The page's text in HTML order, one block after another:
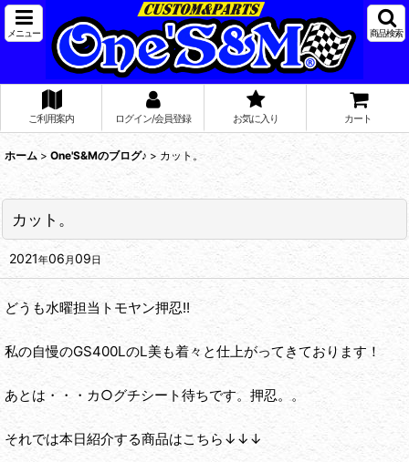
メニュー 商品検索
ご利用案内 ログイン/会員登録 お気に入り カート
ホーム > One'S&Mのブログ♪ > カット。
カット。
2021年06月09日
どうも水曜担当トモヤン押忍!!
私の自慢のGS400LのL美も着々と仕上がってきております！
あとは・・・カ○グチシート待ちです。押忍。。
それでは本日紹介する商品はこちら↓↓↓